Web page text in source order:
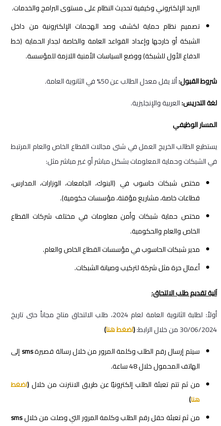
البريد الإلكتروني وكيفية تحديث النظام على مستوى البرامج والخدمات.
تصميم نظام حماية لكشف وصد الهجمات الإلكترونية من داخل
الشبكة أو خارجها وإعداد القواعد العامة والخاصة لجدار الحماية (خط
الدفاع الأول للشبكة) ووضع السياسات الأمنية اللازمة للمؤسسة.
شروط القبول:ألا يقل معدل الطالب عن 50% في الثانوية العامة.
لغة التدريس:العربية والإنجليزية.
المسار الوظيفي
يستطيع الطالب الخريج العمل في شتى مجالات القطاع الخاص والعام المرتبط
في الشبكات وحماية المعلومات بشكل مباشر أو غير مباشر مثل:
مختص شبكات حاسوب في (البنوك، الجامعات، الوزارات، المدارس،
قطاعات خاصة، مشاريع مؤقتة، مؤسسات حكومية).
مختص حماية شبكات وأمن معلومات في مختلف شركات القطاع
الخاص والعام والحكومية.
مدير شبكات الحاسوب في مؤسسات القطاع الخاص والعام.
أعمال حرة مثل شركة لتركيب وصيانة الشبكات.
آلية تقديم طلب الالتحاق:
أولاً: لطلبة الثانوية العامة لعام 2024، طلب الالتحاق متاح مجاناً حتى تاريخ
30/06/2024 من خلال الرابط:
(اضغط هنا)
سيتم إرسال رقم الطلب وكلمة المرور من خلال رسالة قصيرةsms إلى
الهاتف المحمول خلال 48 ساعة.
من ثم تتم تعبئة الطلب إلكترونيًا عن طريق الانترنت من خلال (اضغط
هنا)
من ثم تعبئة حقل رقم الطلب وكلمة المرور التي وصلت من خلالsms